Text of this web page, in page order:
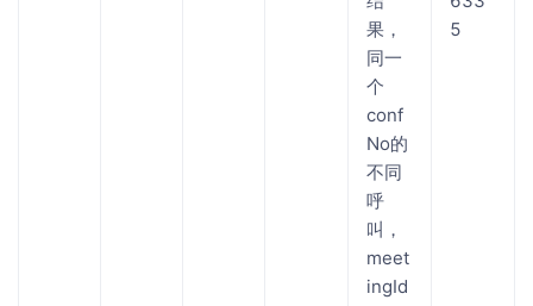
果，
同一
个
conf
No的
不同
呼
叫，
meet
ingId
5